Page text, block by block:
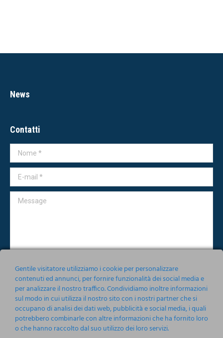
News
Contatti
Nome *
E-mail *
Message
Accetto le condizioni relative alla norma sullaPrivacy
Invia
Gentile visitatore utilizziamo i cookie per personalizzare
contenuti ed annunci, per fornire funzionalità dei social media e
per analizzare il nostro traffico. Condividiamo inoltre informazioni
sul modo in cui utilizza il nostro sito con i nostri partner che si
occupano di analisi dei dati web, pubblicità e social media, i quali
potrebbero combinarle con altre informazioni che ha fornito loro
o che hanno raccolto dal suo utilizzo dei loro servizi.